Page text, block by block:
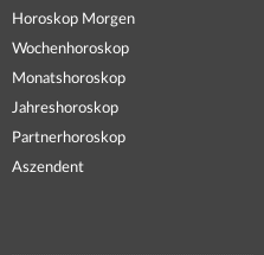
Horoskop Morgen
Wochenhoroskop
Monatshoroskop
Jahreshoroskop
Partnerhoroskop
Aszendent